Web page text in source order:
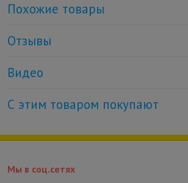
Похожие товары
Отзывы
Видео
С этим товаром покупают
Мы в соц.сетях